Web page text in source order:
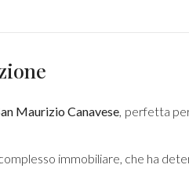
Maurizio Canavese, perfetta
immobiliare, che ha